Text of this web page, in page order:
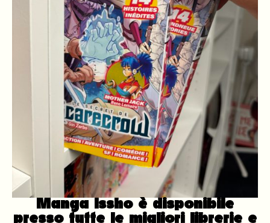
Manga Issho è disponibile
presso tutte le migliori librerie e